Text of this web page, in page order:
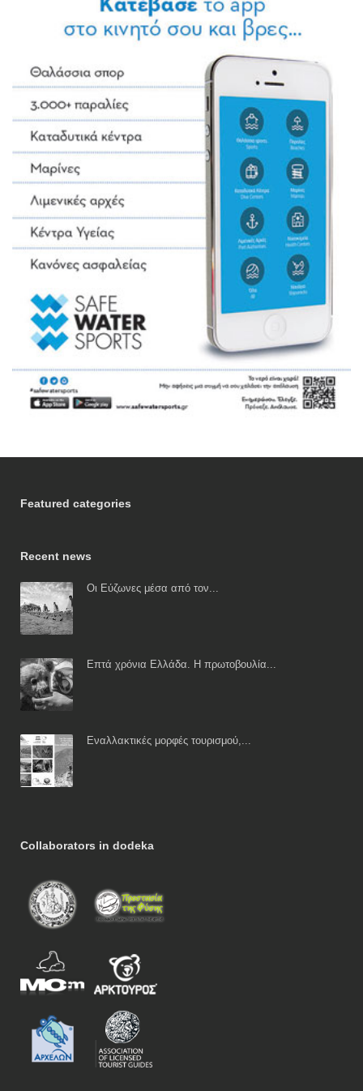
Featured categories
Recent news
Οι Εύζωνες μέσα από τον...
Επτά χρόνια Ελλάδα. Η πρωτοβουλία...
Εναλλακτικές μορφές τουρισμού,...
Collaborators in dodeka